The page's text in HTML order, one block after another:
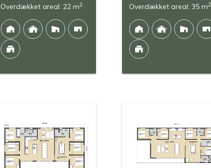
Overdækket areal: 22 m2 Overdækket areal: 35 m2